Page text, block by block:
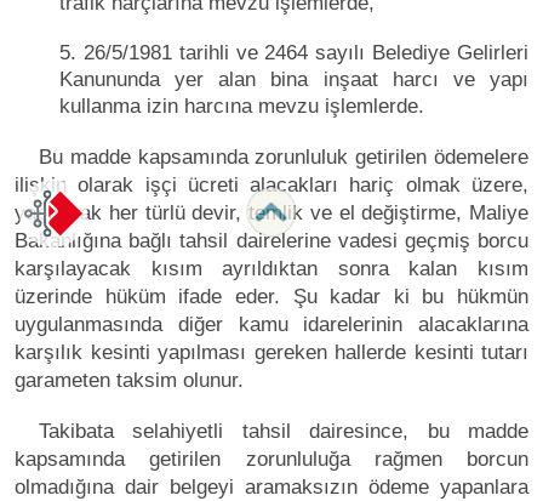
5. 26/5/1981 tarihli ve 2464 sayılı Belediye Gelirleri
Kanununda yer alan bina inşaat harcı ve yapı
kullanma izin harcına mevzu işlemlerde.
Bu madde kapsamında zorunluluk getirilen ödemelere
ilişkin olarak işçi ücreti alacakları hariç olmak üzere,
yapılacak her türlü devir, temlik ve el değiştirme, Maliye
Bakanlığına bağlı tahsil dairelerine vadesi geçmiş borcu
karşılayacak kısım ayrıldıktan sonra kalan kısım
üzerinde hüküm ifade eder. Şu kadar ki bu hükmün
uygulanmasında diğer kamu idarelerinin alacaklarına
karşılık kesinti yapılması gereken hallerde kesinti tutarı
garameten taksim olunur.
Takibata selahiyetli tahsil dairesince, bu madde
kapsamında getirilen zorunluluğa rağmen borcun
olmadığına dair belgeyi aramaksızın ödeme yapanlara